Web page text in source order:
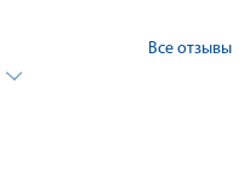
Все отзывы